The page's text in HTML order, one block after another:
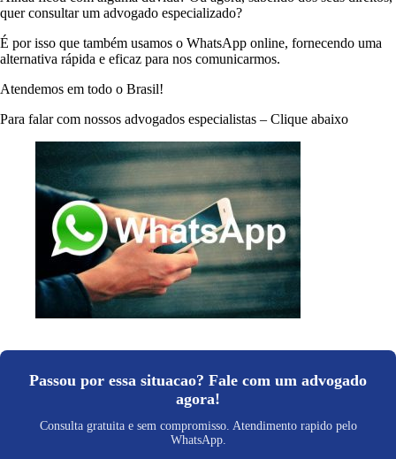
quer consultar um advogado especializado?
É por isso que também usamos o WhatsApp online, fornecendo uma
alternativa rápida e eficaz para nos comunicarmos.
Atendemos em todo o Brasil!
Para falar com nossos advogados especialistas – Clique abaixo
Passou por essa situacao? Fale com um advogado
agora!
Consulta gratuita e sem compromisso. Atendimento rapido pelo
WhatsApp.